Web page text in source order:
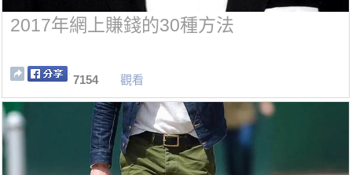
2017年網上賺錢的30種方法
7154 觀看